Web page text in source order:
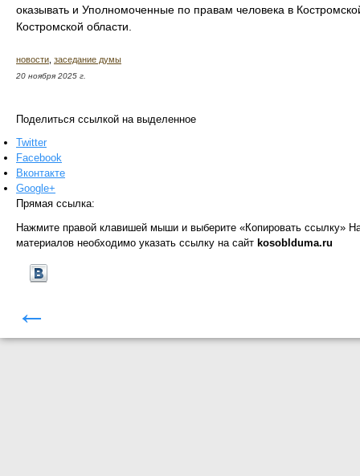
оказывать и Уполномоченные по правам человека в
Костромской области.
новости заседание думы
20 ноября 2025 г.
Поделиться ссылкой на выделенное
Twitter
Facebook
Вконтакте
Google+
Прямая ссылка:
Нажмите правой клавишей мыши и выберите «Копировать ссылку»
материалов необходимо указать ссылку на сайт kosoblduma.ru
←